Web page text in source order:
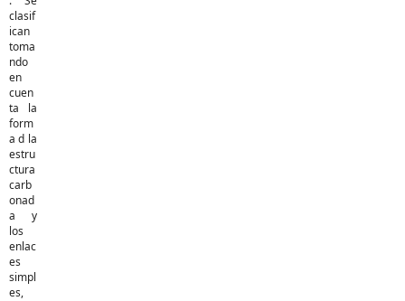
clasif
ican
toma
ndo
en
cuen
ta la
form
a d la
estru
ctura
carb
onad
a y
los
enlac
es
simpl
es,